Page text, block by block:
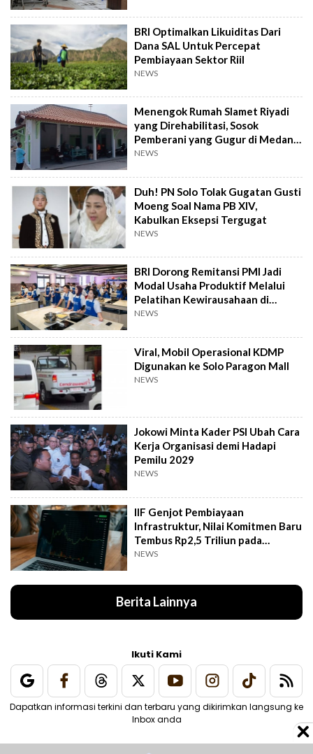
BRI Optimalkan Likuiditas Dari
Dana SAL Untuk Percepat
Pembiayaan Sektor Riil
NEWS
Menengok Rumah Slamet Riyadi
yang Direhabilitasi, Sosok
Pemberani yang Gugur di Medan
Perang
NEWS
Duh! PN Solo Tolak Gugatan Gusti
Moeng Soal Nama PB XIV,
Kabulkan Eksepsi Tergugat
NEWS
BRI Dorong Remitansi PMI Jadi
Modal Usaha Produktif Melalui
Pelatihan Kewirausahaan di
Taiwan
NEWS
Viral, Mobil Operasional KDMP
Digunakan ke Solo Paragon Mall
NEWS
Jokowi Minta Kader PSI Ubah Cara
Kerja Organisasi demi Hadapi
Pemilu 2029
NEWS
IIF Genjot Pembiayaan
Infrastruktur, Nilai Komitmen Baru
Tembus Rp2,5 Triliun pada
Semester I 2026
NEWS
Berita Lainnya
Ikuti Kami
Dapatkan informasi terkini dan terbaru yang dikirimkan langsung ke
Inbox anda